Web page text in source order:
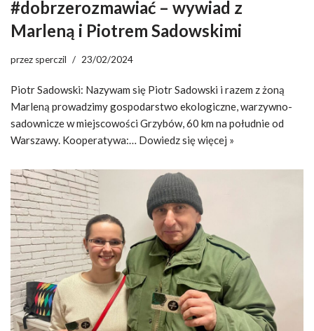
#dobrzerozmawiać – wywiad z
Marleną i Piotrem Sadowskimi
przez sperczil 23/02/2024
Piotr Sadowski: Nazywam się Piotr Sadowski i razem z żoną
Marleną prowadzimy gospodarstwo ekologiczne, warzywno-
sadownicze w miejscowości Grzybów, 60 km na południe od
Warszawy. Kooperatywa:… Dowiedz się więcej »